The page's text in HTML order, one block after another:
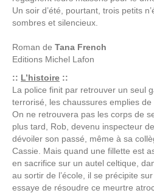
Un soir d’été, pourtant, trois petits
sombres et silencieux.
Roman de Tana French
Editions Michel Lafon
:: L’histoire ::
La police finit par retrouver un seul
terrorisé, les chaussures emplies de
On ne retrouvera pas les corps de
plus tard, Rob, devenu inspecteur
dévoiler son passé, même à sa
Cassie. Mais quand une fillette est
en sacrifice sur un autel celtique,
au sortir de l’école, il se précipite
essaye de résoudre ce meurtre